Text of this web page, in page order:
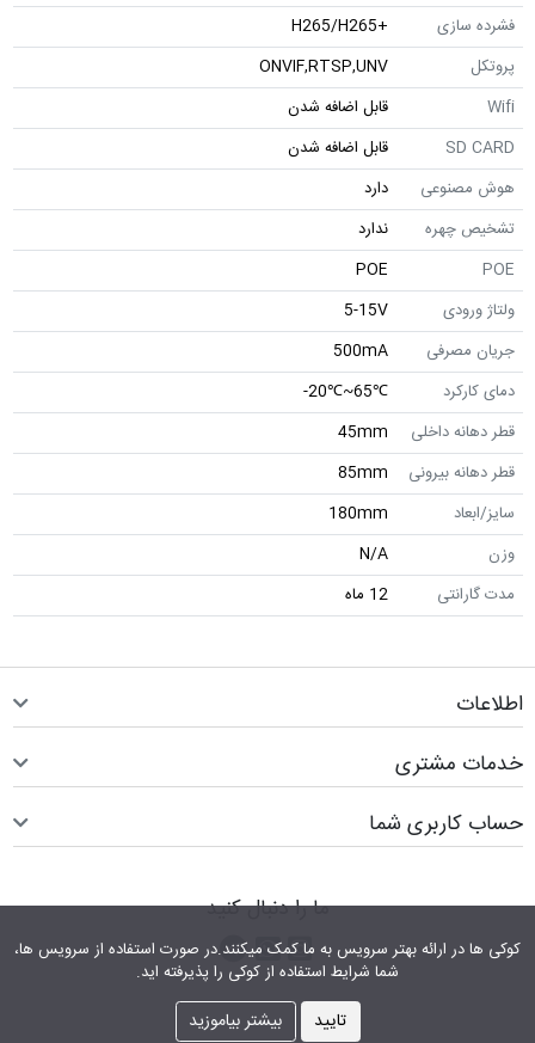
کوکی ها در ارائه بهتر سرویس‎ به ما کمک می‎کنند.در صورت استفاده از سرویس ها،
شما شرایط استفاده از کوکی را پذیرفته اید.
تایید بیشتر بیاموزید
فشرده سازی
+H265/H265
پروتکل
ONVIF,RTSP,UNV
Wifi
قابل اضافه شدن
SD CARD
قابل اضافه شدن
هوش مصنوعی
دارد
تشخیص چهره
ندارد
POE
POE
ولتاژ ورودی
5-15V
جریان مصرفی
500mA
دمای کارکرد
℃65~℃20-
قطر دهانه داخلی
45mm
قطر دهانه بیرونی
85mm
سایز/ابعاد
180mm
وزن
N/A
مدت گارانتی
12 ماه
اطلاعات
خدمات مشتری
حساب کاربری شما
ما را دنبال کنید
اینستاگرام
پیام رسان واتس اپ
کانال تلگرام